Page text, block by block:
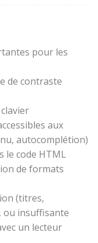
pour les
de contraste
aux
autocomplétion)
le code HTML
de formats
(titres,
ou insuffisante
un lecteur